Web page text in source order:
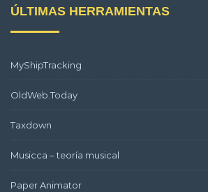
ÚLTIMAS HERRAMIENTAS
MyShipTracking
OldWeb.Today
Taxdown
Musicca – teoría musical
Paper Animator